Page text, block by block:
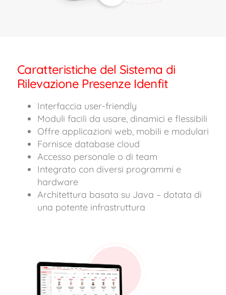
Caratteristiche del Sistema di
Rilevazione Presenze Idenfit
Interfaccia user-friendly
Moduli facili da usare, dinamici e flessibili
Offre applicazioni web, mobili e modulari
Fornisce database cloud
Accesso personale o di team
Integrato con diversi programmi e
hardware
Architettura basata su Java – dotata di
una potente infrastruttura